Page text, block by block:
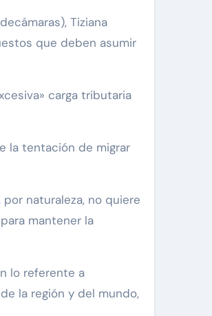
que deben asumir
carga tributaria
la tentación de migrar
naturaleza, no quiere
mantener la
lo referente a
la región y del mundo,